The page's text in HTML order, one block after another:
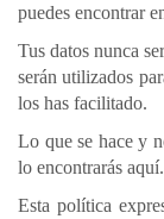
puedes encontrar
Tus datos nunca
serán utilizados
los has facilitado.
Lo que se hace y
lo encontrarás aquí.
Esta política